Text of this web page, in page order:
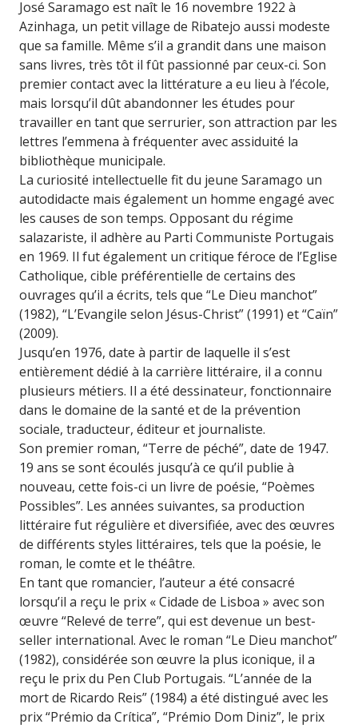
José Saramago est naît le 16 novembre 1922 à
Azinhaga, un petit village de Ribatejo aussi modeste
que sa famille. Même s’il a grandit dans une maison
sans livres, très tôt il fût passionné par ceux-ci. Son
premier contact avec la littérature a eu lieu à l’école,
mais lorsqu’il dût abandonner les études pour
travailler en tant que serrurier, son attraction par les
lettres l’emmena à fréquenter avec assiduité la
bibliothèque municipale.
La curiosité intellectuelle fit du jeune Saramago un
autodidacte mais également un homme engagé avec
les causes de son temps. Opposant du régime
salazariste, il adhère au Parti Communiste Portugais
en 1969. Il fut également un critique féroce de l’Eglise
Catholique, cible préférentielle de certains des
ouvrages qu’il a écrits, tels que “Le Dieu manchot”
(1982), “L’Evangile selon Jésus-Christ” (1991) et “Caïn”
(2009).
Jusqu’en 1976, date à partir de laquelle il s’est
entièrement dédié à la carrière littéraire, il a connu
plusieurs métiers. Il a été dessinateur, fonctionnaire
dans le domaine de la santé et de la prévention
sociale, traducteur, éditeur et journaliste.
Son premier roman, “Terre de péché”, date de 1947.
19 ans se sont écoulés jusqu’à ce qu’il publie à
nouveau, cette fois-ci un livre de poésie, “Poèmes
Possibles”. Les années suivantes, sa production
littéraire fut régulière et diversifiée, avec des œuvres
de différents styles littéraires, tels que la poésie, le
roman, le comte et le théâtre.
En tant que romancier, l’auteur a été consacré
lorsqu’il a reçu le prix « Cidade de Lisboa » avec son
œuvre “Relevé de terre”, qui est devenue un best-
seller international. Avec le roman “Le Dieu manchot”
(1982), considérée son œuvre la plus iconique, il a
reçu le prix du Pen Club Portugais. “L’année de la
mort de Ricardo Reis” (1984) a été distingué avec les
prix “Prémio da Crítica”, “Prémio Dom Diniz”, le prix